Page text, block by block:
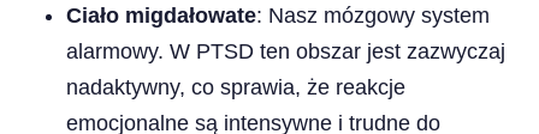
Ciało migdałowate: Nasz mózgowy system
alarmowy. W PTSD ten obszar jest zazwyczaj
nadaktywny, co sprawia, że reakcje
emocjonalne są intensywne i trudne do